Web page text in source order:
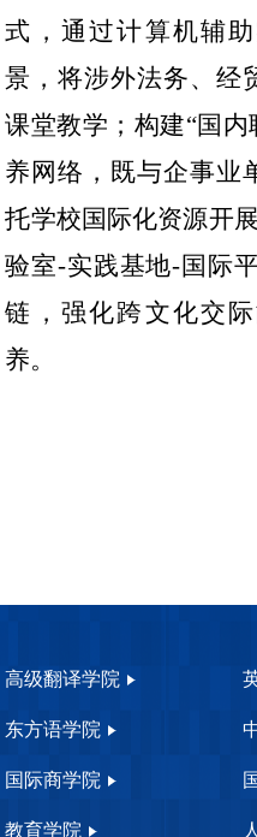
式，通过计算机辅
景，将涉外法务、经
课堂教学；构建“国
养网络，既与企事业
托学校国际化资源开
验室-实践基地-国际
链，强化跨文化交
养。
高级翻译学院
东方语学院
国际商学院
教育学院